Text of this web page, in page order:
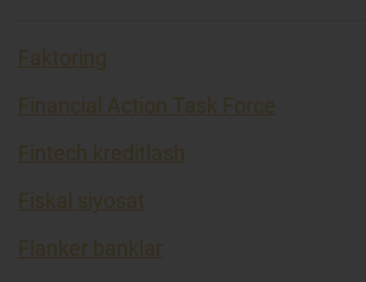
Faktoring
Financial Action Task Force
Fintech kreditlash
Fiskal siyosat
Flanker banklar